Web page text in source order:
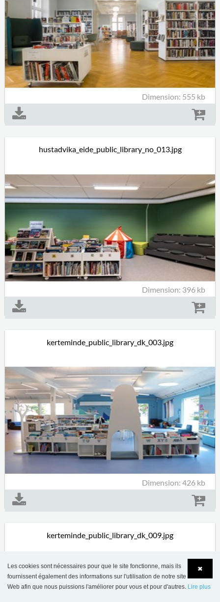
Dimension: 555 kb
hustadvika_eide_public_library_no_013.jpg
Dimension: 396 kb
kerteminde_public_library_dk_003.jpg
Dimension: 426 kb
kerteminde_public_library_dk_009.jpg
✖
Les cookies sont nécessaires pour que le site fonctionne, mais ils
fournissent également des informations sur l'utilisation de notre site
Web afin que nous puissions l'améliorer pour vous et pour d'autres. Lire plus